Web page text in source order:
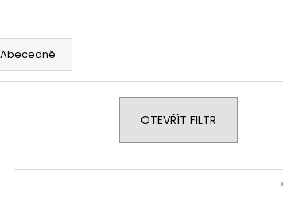
Abecedně
OTEVŘÍT FILTR